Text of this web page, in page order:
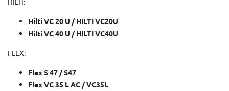
Hilti VC 20 U / HILTI VC20U
Hilti VC 40 U / HILTI VC40U
FLEX:
Flex S 47 / S47
Flex VC 35 L AC / VC35L